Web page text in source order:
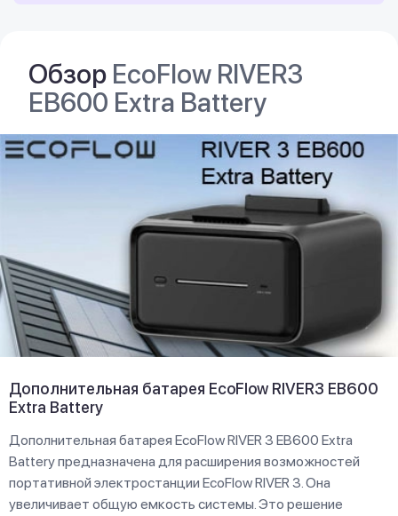
Обзор EcoFlow RIVER3
EB600 Extra Battery
Дополнительная батарея EcoFlow RIVER3 EB600
Extra Battery
Дополнительная батарея EcoFlow RIVER 3 EB600 Extra
Battery предназначена для расширения возможностей
портативной электростанции EcoFlow RIVER 3. Она
увеличивает общую емкость системы. Это решение